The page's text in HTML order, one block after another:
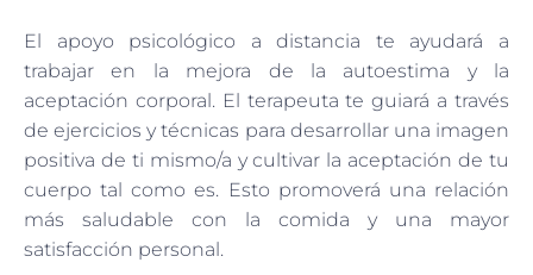
El apoyo psicológico a distancia te ayudará a
trabajar en la mejora de la autoestima y la
aceptación corporal. El terapeuta te guiará a través
de ejercicios y técnicas para desarrollar una imagen
positiva de ti mismo/a y cultivar la aceptación de tu
cuerpo tal como es. Esto promoverá una relación
más saludable con la comida y una mayor
satisfacción personal.